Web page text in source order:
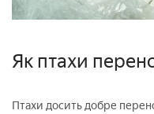
Як птахи
Птахи досить добре